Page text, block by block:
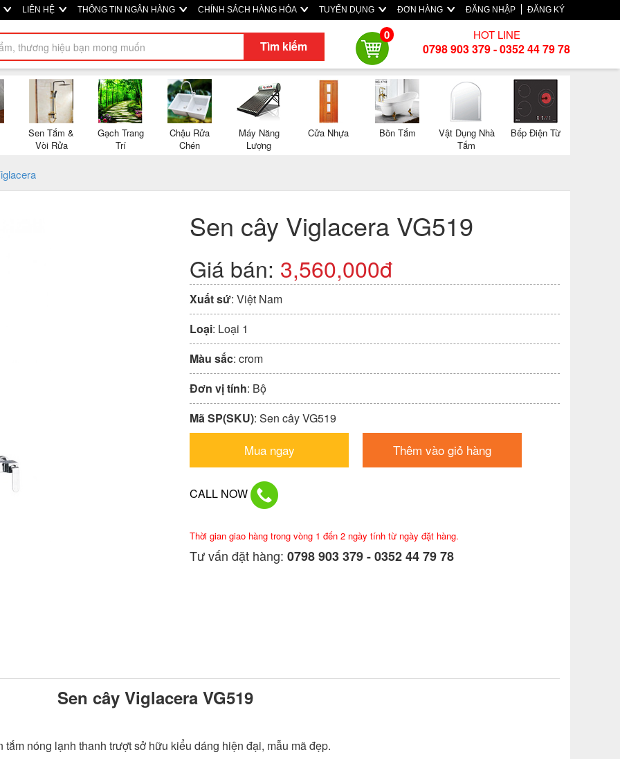
LIÊN HỆ THÔNG TIN NGÂN HÀNG CHÍNH SÁCH HÀNG HÓA TUYỂN DỤNG ĐƠN HÀNG ĐĂNG NHẬP ĐĂNG KÝ
Tìm kiếm
0 HOT LINE
0798 903 379 - 0352 44 79 78
Sen Tắm &
Vòi Rửa
Gạch Trang
Trí
Chậu Rửa
Chén
Máy Năng
Lượng
Cửa Nhựa Bồn Tắm
Vật Dụng Nhà
Tắm
Bếp Điện Từ
Sen cây Viglacera VG519
Giá bán: 3,560,000đ
Xuất sứ: Việt Nam
Loại: Loại 1
Màu sắc: crom
Đơn vị tính: Bộ
Mã SP(SKU): Sen cây VG519
Mua ngay Thêm vào giỏ hàng
CALL NOW
Thời gian giao hàng trong vòng 1 đến 2 ngày tính từ ngày đặt hàng.
Tư vấn đặt hàng: 0798 903 379 - 0352 44 79 78
Sen cây Viglacera VG519
nóng lạnh thanh trượt sở hữu kiểu dáng hiện đại, mẫu mã đẹp.